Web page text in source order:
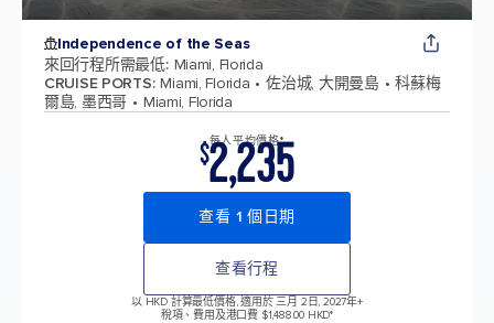
Independence of the Seas
來回行程所需最低: Miami, Florida
CRUISE PORTS: Miami, Florida 佐治城, 大開曼島
科蘇梅
爾島, 墨西哥
Miami, Florida
每人平均價格*
$2,235
查看 1 個日期
查看行程
以 HKD 計算最低價格, 適用於 三月 2日, 2027年+
稅項、費用及港口費 $1,488.00 HKD*